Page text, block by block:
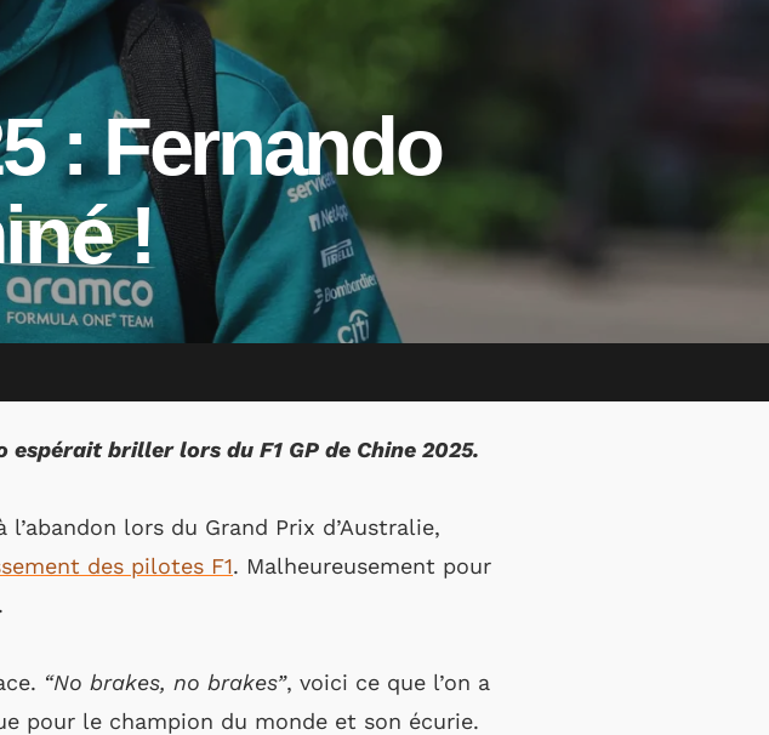
: Fernando
!
briller lors du F1 GP de Chine 2025.
lors du Grand Prix d’Australie,
des pilotes F1. Malheureusement pour
“No brakes, no brakes”, voici ce que l’on a
pour le champion du monde et son écurie.